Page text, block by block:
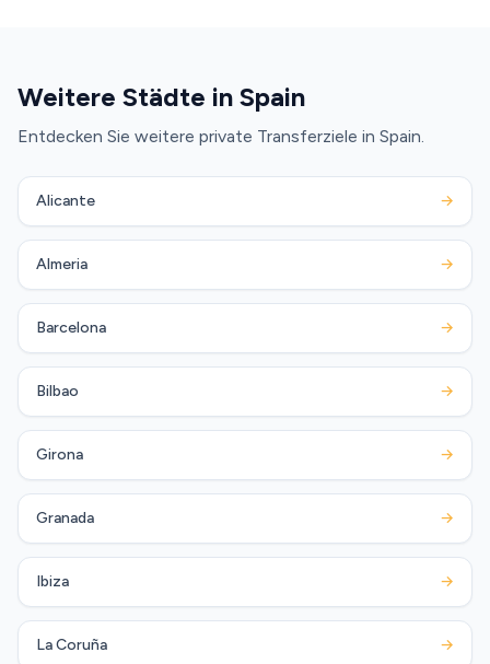
Weitere Städte in Spain
Entdecken Sie weitere private Transferziele in Spain.
Alicante →
Almeria →
Barcelona →
Bilbao →
Girona →
Granada →
Ibiza →
La Coruña →